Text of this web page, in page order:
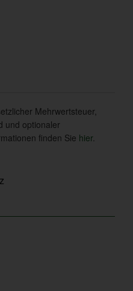
Mehrwertsteuer,
und optionaler
finden Sie hier